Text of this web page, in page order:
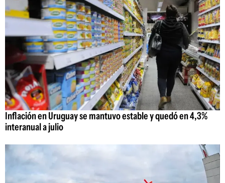
Inflación en Uruguay se mantuvo estable y quedó en 4,3%
interanual a julio